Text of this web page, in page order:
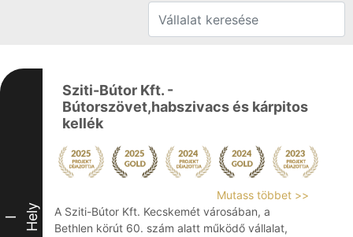
I Hely
Sziti-Bútor Kft. -
Bútorszövet,habszivacs és kárpitos
kellék
Mutass többet >>
A Sziti-Bútor Kft. Kecskemét városában, a
Bethlen körút 60. szám alatt működő vállalat,